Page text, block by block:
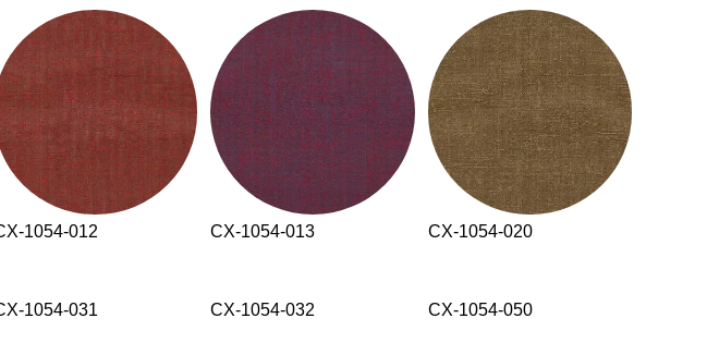
1054-012 CX-1054-013 CX-1054-020
1054-031 CX-1054-032 CX-1054-050